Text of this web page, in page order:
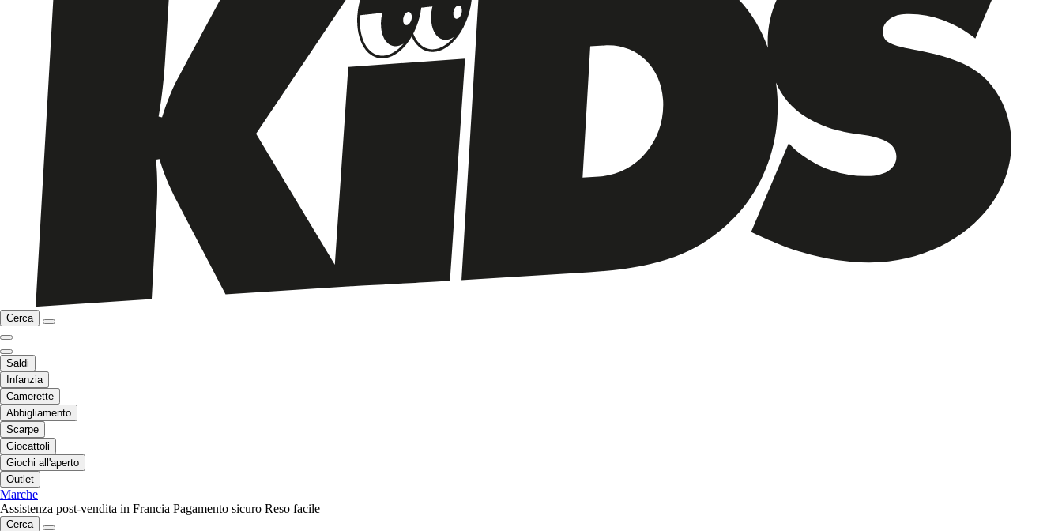
Cerca
Saldi
Infanzia
Camerette
Abbigliamento
Scarpe
Giocattoli
Giochi all'aperto
Outlet
Marche
Assistenza post-vendita in Francia Pagamento sicuro Reso facile
Cerca